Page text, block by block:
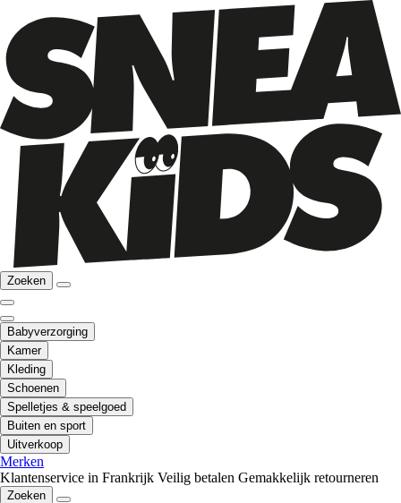
Zoeken
Babyverzorging
Kamer
Kleding
Schoenen
Spelletjes & speelgoed
Buiten en sport
Uitverkoop
Merken
Klantenservice in Frankrijk Veilig betalen Gemakkelijk retourneren
Zoeken